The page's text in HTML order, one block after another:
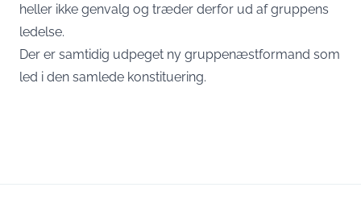
heller ikke genvalg og træder derfor ud af gruppens
ledelse.
Der er samtidig udpeget ny gruppenæstformand som
led i den samlede konstituering.